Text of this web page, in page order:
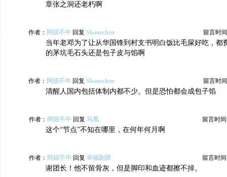
章张之洞还老朽啊
作者： 阿妞不牛 回复 Shanechen 留言时
当年老邓为了让从华国锋到村支书明白饭比毛屎好吃，都
的茅坑毛石头还是包子皮与馅啊
作者： 阿妞不牛 回复 Shanechen 留言时
清醒人国内包括体制内都不少。但是恐怕都会成包子馅
作者： 阿妞不牛 回复 马黑 留言时间
这个“节点”不知在哪里，在何年何月啊
作者： 阿妞不牛 回复 幸福剧团 留言时间
谢团长！他不留骨灰，但是脚印和血迹都擦不掉。